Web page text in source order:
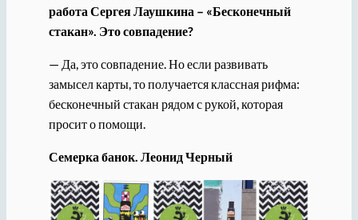
работа Сергея Лаушкина – «Бесконечный
стакан». Это совпадение?
— Да, это совпадение. Но если развивать
замысел карты, то получается классная рифма:
бесконечный стакан рядом с рукой, которая
просит о помощи.
Семерка банок. Леонид Черный